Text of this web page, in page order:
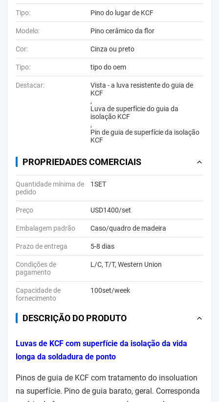
Tipo: Pino do lugar de KCF
Modelo: Pino cerâmico da flor
Cor: Cinza ou preto
Tipo: tipo do oem
Destacar:
Vista - a luva resistente do guia de
KCF
,
Luva de superfície do guia da
isolação KCF
,
Pin de guia de superfície da isolação
KCF
PROPRIEDADES COMERCIAIS
Quantidade mínima de
pedido
1SET
Preço USD1400/set
Embalagem padrão Caso/quadro de madeira
Prazo de entrega 5-8 dias
Condições de
pagamento
L/C, T/T, Western Union
Capacidade de
fornecimento
100set/week
DESCRIÇÃO DO PRODUTO
Luvas de KCF com superfície da isolação da vida
longa da soldadura de ponto
Pinos de guia de KCF com tratamento do insoluation
na superfície. Pino de guia barato, geral. Corresponda